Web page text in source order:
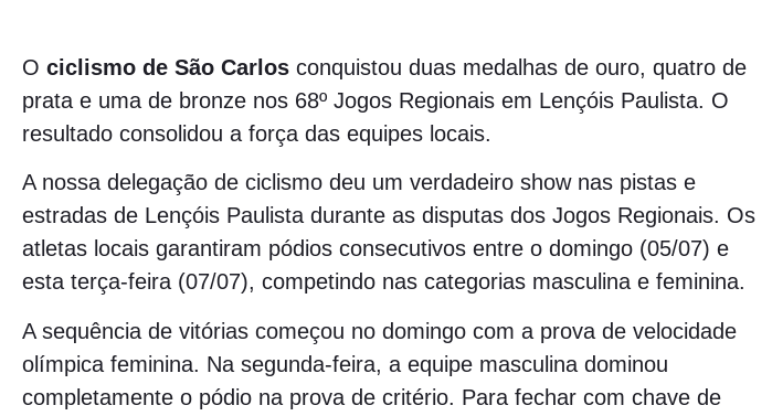
O ciclismo de São Carlos conquistou duas medalhas de ouro, quatro de
prata e uma de bronze nos 68º Jogos Regionais em Lençóis Paulista. O
resultado consolidou a força das equipes locais.
A nossa delegação de ciclismo deu um verdadeiro show nas pistas e
estradas de Lençóis Paulista durante as disputas dos Jogos Regionais. Os
atletas locais garantiram pódios consecutivos entre o domingo (05/07) e
esta terça-feira (07/07), competindo nas categorias masculina e feminina.
A sequência de vitórias começou no domingo com a prova de velocidade
olímpica feminina. Na segunda-feira, a equipe masculina dominou
completamente o pódio na prova de critério. Para fechar com chave de